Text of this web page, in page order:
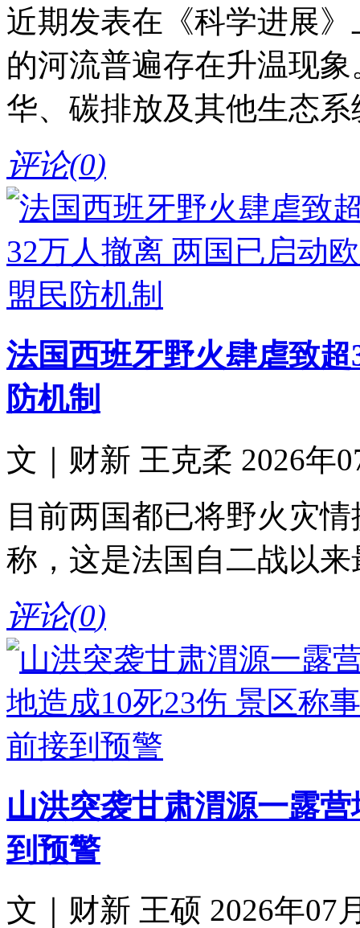
近期发表在《科学进展
的河流普遍存在升温现
华、碳排放及其他生态
评论(0)
法国西班牙野火肆虐致
防机制
文｜财新 王克柔 2026年
目前两国都已将野火灾
称，这是法国自二战以
评论(0)
山洪突袭甘肃渭源一露
到预警
文｜财新 王硕 2026年07